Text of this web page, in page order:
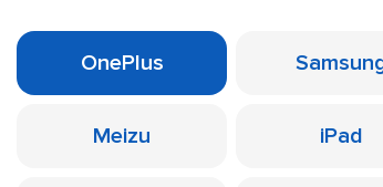
OnePlus
Meizu iPad